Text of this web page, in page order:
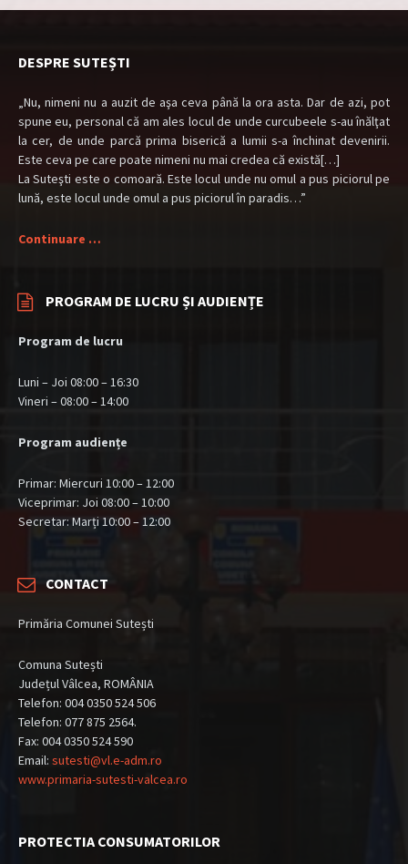
DESPRE SUTEȘTI
„Nu, nimeni nu a auzit de aşa ceva până la ora asta. Dar de azi, pot
spune eu, personal că am ales locul de unde curcubeele s-au înălţat
la cer, de unde parcă prima biserică a lumii s-a închinat devenirii.
Este ceva pe care poate nimeni nu mai credea că există[…]
La Suteşti este o comoară. Este locul unde nu omul a pus piciorul pe
lună, este locul unde omul a pus piciorul în paradis…”
Continuare …
PROGRAM DE LUCRU ȘI AUDIENȚE
Program de lucru
Luni – Joi 08:00 – 16:30
Vineri – 08:00 – 14:00
Program audiențe
Primar: Miercuri 10:00 – 12:00
Viceprimar: Joi 08:00 – 10:00
Secretar: Marți 10:00 – 12:00
CONTACT
Primăria Comunei Sutești
Comuna Sutești
Județul Vâlcea, ROMÂNIA
Telefon: 004 0350 524 506
Telefon: 077 875 2564.
Fax: 004 0350 524 590
Email: sutesti@vl.e-adm.ro
www.primaria-sutesti-valcea.ro
PROTECTIA CONSUMATORILOR